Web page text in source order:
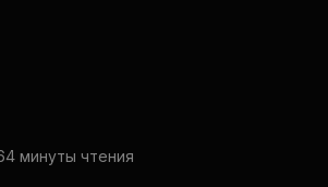
4 минуты чтения